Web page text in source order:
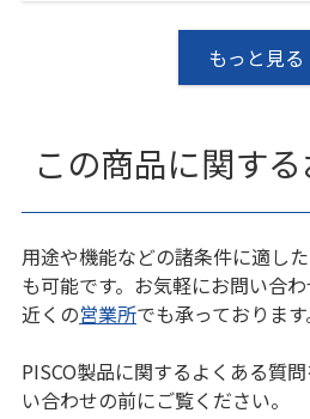
もっと見る
この商品に関す
用途や機能などの諸条件に適し
も可能です。お気軽にお問い合わ
近くの営業所でも承っております
PISCO製品に関するよくある質
い合わせの前にご覧ください。